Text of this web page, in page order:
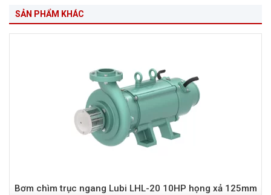
SẢN PHẨM KHÁC
Bơm chìm trục ngang Lubi LHL-20 10HP họng xả 125mm